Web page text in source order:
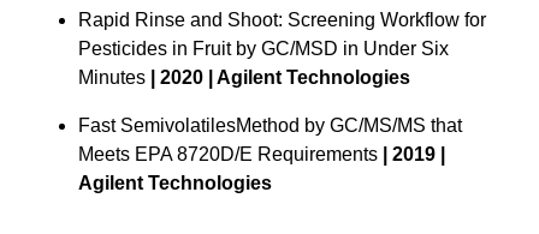
Rapid Rinse and Shoot: Screening Workflow for
Pesticides in Fruit by GC/MSD in Under Six
Minutes
| 2020 | Agilent Technologies
Fast SemivolatilesMethod by GC/MS/MS that
Meets EPA 8720D/E Requirements
| 2019 |
Agilent Technologies